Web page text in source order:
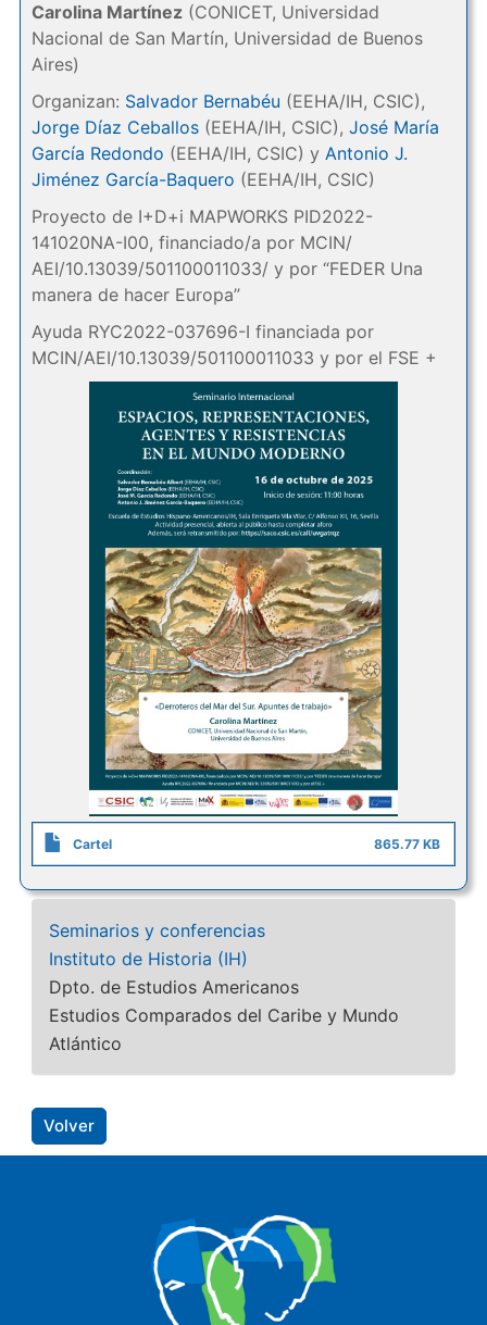
Carolina Martínez(CONICET, Universidad
Nacional de San Martín, Universidad de Buenos
Aires)
Organizan: Salvador Bernabéu (EEHA/IH, CSIC),
Jorge Díaz Ceballos(EEHA/IH, CSIC), José María
García Redondo (EEHA/IH, CSIC) y Antonio J.
Jiménez García-Baquero (EEHA/IH, CSIC)
Proyecto de I+D+i MAPWORKS PID2022-
141020NA-I00, financiado/a por MCIN/
AEI/10.13039/501100011033/ y por “FEDER Una
manera de hacer Europa”
Ayuda RYC2022-037696-I financiada por
MCIN/AEI/10.13039/501100011033 y por el FSE +
Cartel 865.77 KB
Seminarios y conferencias
Instituto de Historia (IH)
Dpto. de Estudios Americanos
Estudios Comparados del Caribe y Mundo
Atlántico
Volver